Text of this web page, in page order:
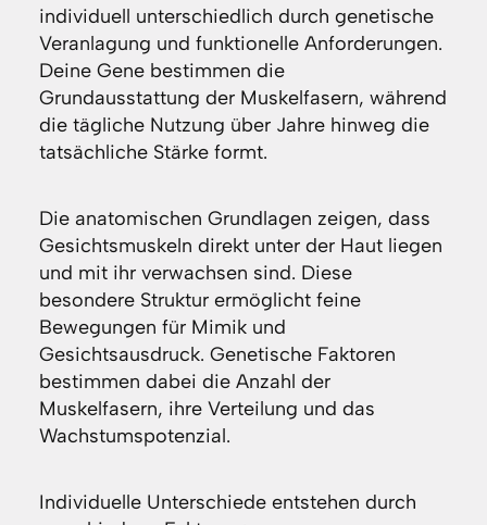
individuell unterschiedlich durch genetische
Veranlagung und funktionelle Anforderungen.
Deine Gene bestimmen die
Grundausstattung der Muskelfasern, während
die tägliche Nutzung über Jahre hinweg die
tatsächliche Stärke formt.
Die anatomischen Grundlagen zeigen, dass
Gesichtsmuskeln direkt unter der Haut liegen
und mit ihr verwachsen sind. Diese
besondere Struktur ermöglicht feine
Bewegungen für Mimik und
Gesichtsausdruck. Genetische Faktoren
bestimmen dabei die Anzahl der
Muskelfasern, ihre Verteilung und das
Wachstumspotenzial.
Individuelle Unterschiede entstehen durch